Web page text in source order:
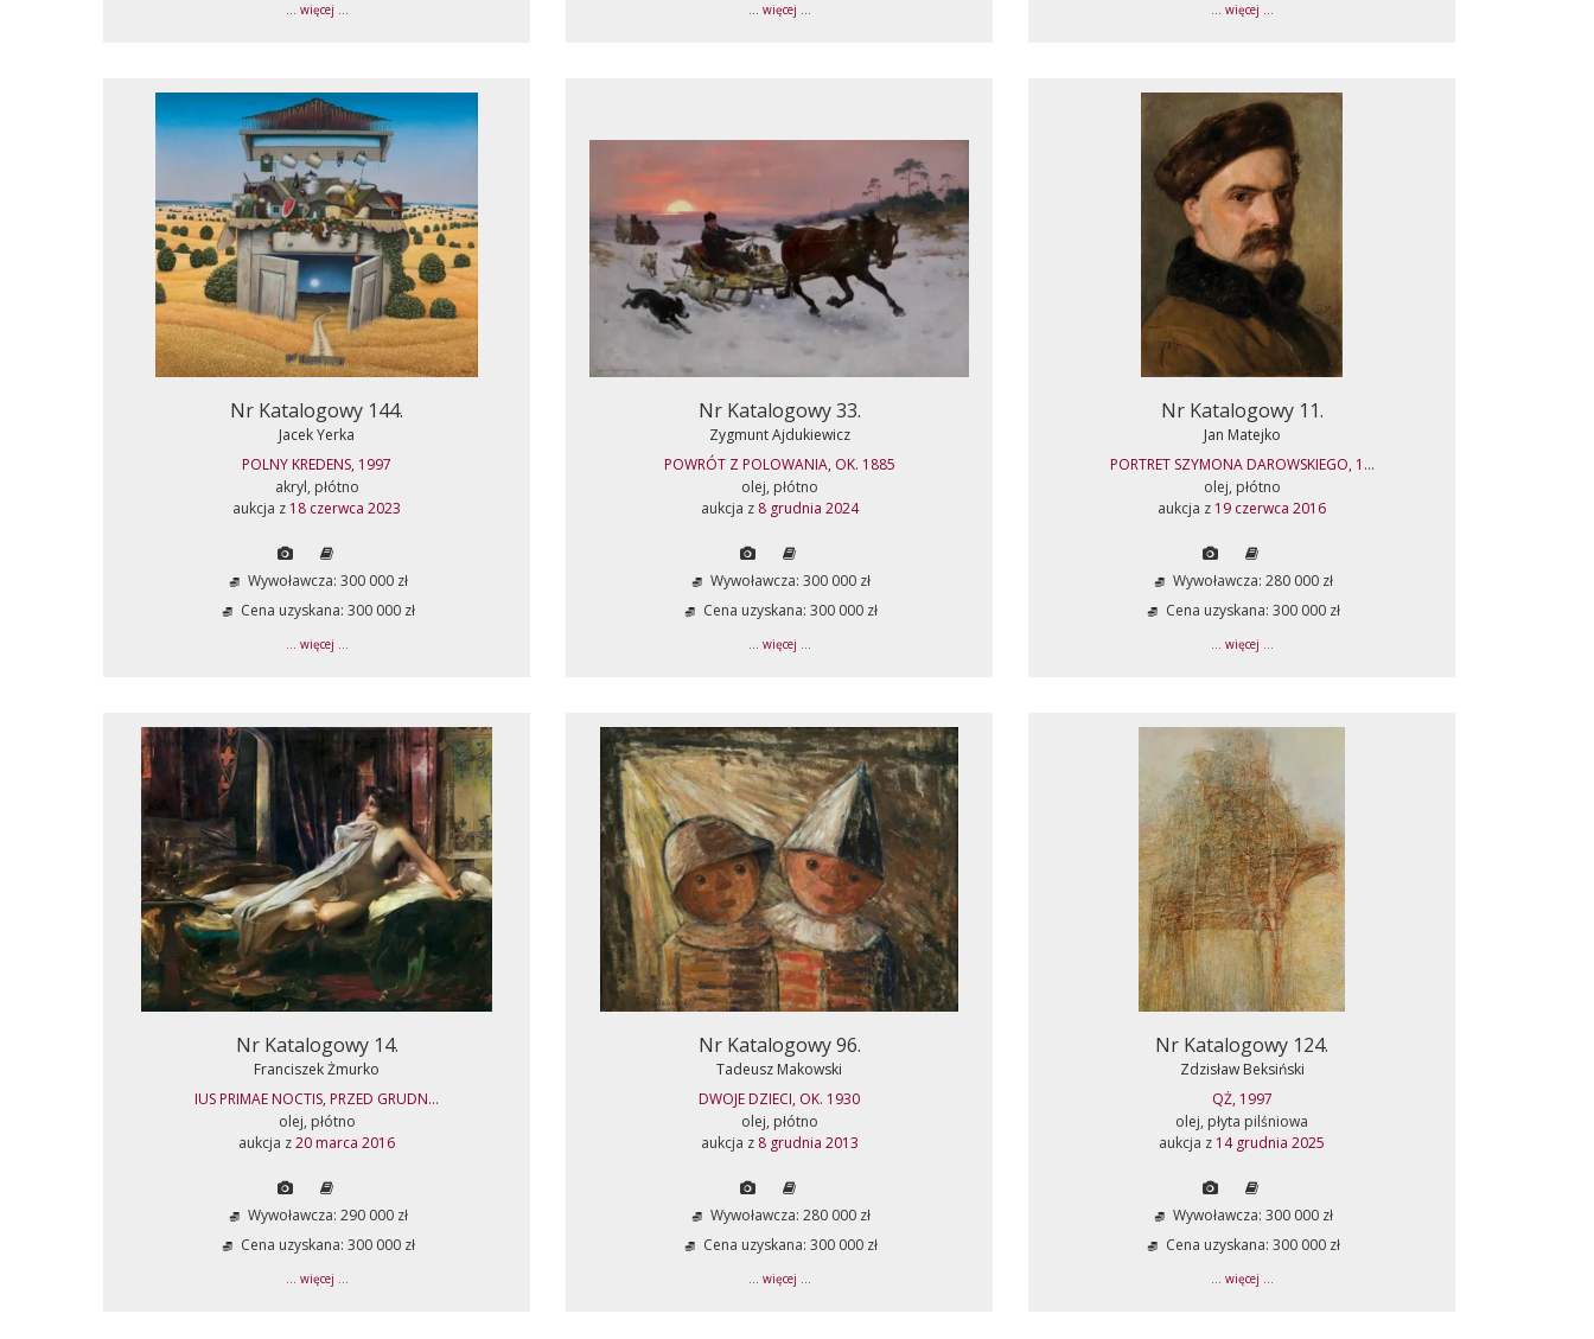
... więcej ... ... więcej ... ... więcej ...
Nr Katalogowy 144.
Jacek Yerka
POLNY KREDENS, 1997
akryl, płótno
aukcja z 18 czerwca 2023
Wywoławcza: 300 000 zł
Cena uzyskana: 300 000 zł
... więcej ...
Nr Katalogowy 33.
Zygmunt Ajdukiewicz
POWRÓT Z POLOWANIA, OK. 1885
olej, płótno
aukcja z 8 grudnia 2024
Wywoławcza: 300 000 zł
Cena uzyskana: 300 000 zł
... więcej ...
Nr Katalogowy 11.
Jan Matejko
PORTRET SZYMONA DAROWSKIEGO, 1...
olej, płótno
aukcja z 19 czerwca 2016
Wywoławcza: 280 000 zł
Cena uzyskana: 300 000 zł
... więcej ...
Nr Katalogowy 14.
Franciszek Żmurko
IUS PRIMAE NOCTIS, PRZED GRUDN...
olej, płótno
aukcja z20 marca 2016
Wywoławcza: 290 000 zł
Cena uzyskana: 300 000 zł
... więcej ...
Nr Katalogowy 96.
Tadeusz Makowski
DWOJE DZIECI, OK. 1930
olej, płótno
aukcja z 8 grudnia 2013
Wywoławcza: 280 000 zł
Cena uzyskana: 300 000 zł
... więcej ...
Nr Katalogowy 124.
Zdzisław Beksiński
QŻ, 1997
olej, płyta pilśniowa
aukcja z 14 grudnia 2025
Wywoławcza: 300 000 zł
Cena uzyskana: 300 000 zł
... więcej ...